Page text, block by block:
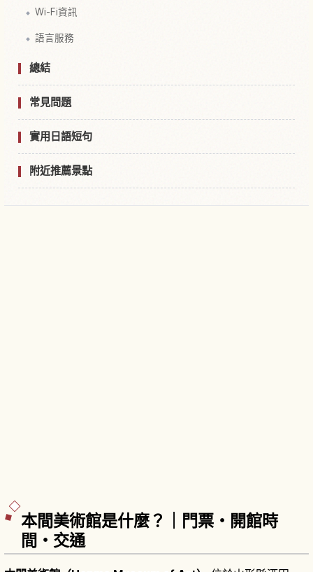
Wi-Fi資訊
語言服務
總結
常見問題
實用日語短句
附近推薦景點
本間美術館是什麼？｜門票・開館時
間・交通